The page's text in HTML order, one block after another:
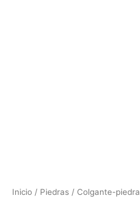
Inicio / Piedras / Colgante-piedra